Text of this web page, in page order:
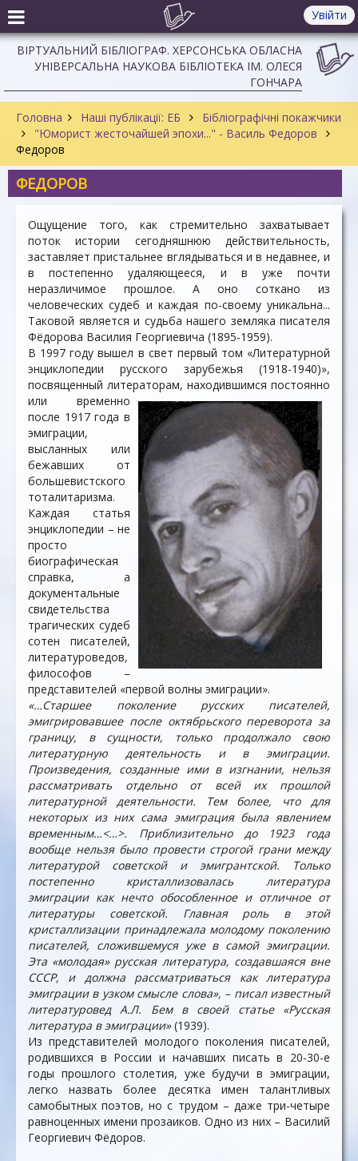
Увійти
ВІРТУАЛЬНИЙ БІБЛІОГРАФ. ХЕРСОНСЬКА ОБЛАСНА
УНІВЕРСАЛЬНА НАУКОВА БІБЛІОТЕКА ІМ. ОЛЕСЯ
ГОНЧАРА
Головна Наші публікації: ЕБ
Бібліографічні покажчики
"Юморист жесточайшей эпохи..." - Василь Федоров
Федоров
ФЕДОРОВ
Ощущение того, как стремительно захватывает
поток истории сегодняшнюю действительность,
заставляет пристальнее вглядываться и в недавнее, и
в постепенно удаляющееся, и в уже почти
неразличимое прошлое. А оно соткано из
человеческих судеб и каждая по-своему уникальна...
Таковой является и судьба нашего земляка писателя
Фёдорова Василия Георгиевича (1895-1959).
В 1997 году вышел в свет первый том «Литературной
энциклопедии русского зарубежья (1918-1940)»,
посвященный литераторам, находившимся постоянно
или временно
после 1917 года в
эмиграции,
высланных или
бежавших от
большевистского
тоталитаризма.
Каждая статья
энциклопедии – не
просто
биографическая
справка, а
документальные
свидетельства
трагических судеб
сотен писателей,
литературоведов,
философов –
представителей «первой волны эмиграции».
«…Старшее поколение русских писателей,
эмигрировавшее после октябрьского переворота за
границу, в сущности, только продолжало свою
литературную деятельность и в эмиграции.
Произведения, созданные ими в изгнании, нельзя
рассматривать отдельно от всей их прошлой
литературной деятельности. Тем более, что для
некоторых из них сама эмиграция была явлением
временным…<…>. Приблизительно до 1923 года
вообще нельзя было провести строгой грани между
литературой советской и эмигрантской. Только
постепенно кристаллизовалась литература
эмиграции как нечто обособленное и отличное от
литературы советской. Главная роль в этой
кристаллизации принадлежала молодому поколению
писателей, сложившемуся уже в самой эмиграции.
Эта «молодая» русская литература, создавшаяся вне
СССР, и должна рассматриваться как литература
эмиграции в узком смысле слова», – писал известный
литературовед А.Л. Бем в своей статье «Русская
литература в эмиграции»(1939).
Из представителей молодого поколения писателей,
родившихся в России и начавших писать в 20-30-е
годы прошлого столетия, уже будучи в эмиграции,
легко назвать более десятка имен талантливых
самобытных поэтов, но с трудом – даже три-четыре
равноценных имени прозаиков. Одно из них – Василий
Георгиевич Фёдоров.